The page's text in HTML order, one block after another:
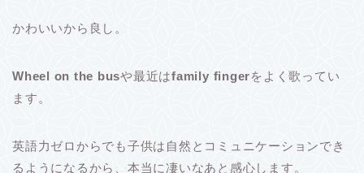
かわいいから良し。
Wheel on the busや最近はfamily fingerをよく歌ってい
ます。
英語力ゼロからでも子供は自然とコミュニケーションでき
るようになるから、本当に凄いなあと感心します。